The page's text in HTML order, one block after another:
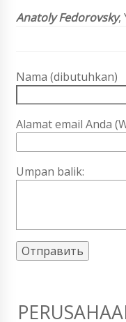
Anatoly Fedorovsky,
Nama (dibutuhkan)
Alamat email Anda
Umpan balik: